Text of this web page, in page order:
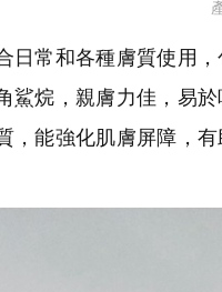
常和各種膚質使用
鯊烷，親膚力佳，易
，能強化肌膚屏障，